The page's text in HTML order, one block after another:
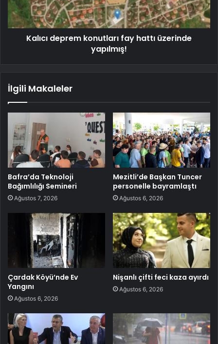
Kalıcı deprem konutları fay hattı üzerinde
yapılmış!
İlgili Makaleler
Bafra’da Teknoloji
Bağımlılığı Semineri
Ağustos 7, 2026
Mezitli’de Başkan Tuncer
personelle bayramlaştı
Ağustos 6, 2026
Çardak Köyü’nde Ev
Yangını
Ağustos 6, 2026
Nişanlı çifti feci kaza ayırdı
Ağustos 6, 2026